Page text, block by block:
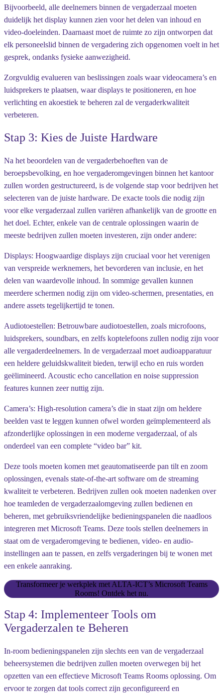
Bijvoorbeeld, alle deelnemers binnen de vergaderzaal moeten
duidelijk het display kunnen zien voor het delen van inhoud en
video-doeleinden. Daarnaast moet de ruimte zo zijn ontworpen dat
elk personeelslid binnen de vergadering zich opgenomen voelt in het
gesprek, ondanks fysieke aanwezigheid.
Zorgvuldig evalueren van beslissingen zoals waar videocamera’s en
luidsprekers te plaatsen, waar displays te positioneren, en hoe
verlichting en akoestiek te beheren zal de vergaderkwaliteit
verbeteren.
Stap 3: Kies de Juiste Hardware
Na het beoordelen van de vergaderbehoeften van de
beroepsbevolking, en hoe vergaderomgevingen binnen het kantoor
zullen worden gestructureerd, is de volgende stap voor bedrijven het
selecteren van de juiste hardware. De exacte tools die nodig zijn
voor elke vergaderzaal zullen variëren afhankelijk van de grootte en
het doel. Echter, enkele van de centrale oplossingen waarin de
meeste bedrijven zullen moeten investeren, zijn onder andere:
Displays: Hoogwaardige displays zijn cruciaal voor het verenigen
van verspreide werknemers, het bevorderen van inclusie, en het
delen van waardevolle inhoud. In sommige gevallen kunnen
meerdere schermen nodig zijn om video-schermen, presentaties, en
andere assets tegelijkertijd te tonen.
Audiotoestellen: Betrouwbare audiotoestellen, zoals microfoons,
luidsprekers, soundbars, en zelfs koptelefoons zullen nodig zijn voor
alle vergaderdeelnemers. In de vergaderzaal moet audioapparatuur
een heldere geluidskwaliteit bieden, terwijl echo en ruis worden
geëlimineerd. Acoustic echo cancellation en noise suppression
features kunnen zeer nuttig zijn.
Camera’s: High-resolution camera’s die in staat zijn om heldere
beelden vast te leggen kunnen ofwel worden geïmplementeerd als
afzonderlijke oplossingen in een moderne vergaderzaal, of als
onderdeel van een complete “video bar” kit.
Deze tools moeten komen met geautomatiseerde pan tilt en zoom
oplossingen, evenals state-of-the-art software om de streaming
kwaliteit te verbeteren. Bedrijven zullen ook moeten nadenken over
hoe teamleden de vergaderzaalomgeving zullen bedienen en
beheren, met gebruiksvriendelijke bedieningspanelen die naadloos
integreren met Microsoft Teams. Deze tools stellen deelnemers in
staat om de vergaderomgeving te bedienen, video- en audio-
instellingen aan te passen, en zelfs vergaderingen bij te wonen met
een enkele aanraking.
Transformeer je werkplek met ALTA-ICT’s Microsoft Teams
Rooms! Ontdek het nu.
Stap 4: Implementeer Tools om
Vergaderzalen te Beheren
In-room bedieningspanelen zijn slechts een van de vergaderzaal
beheersystemen die bedrijven zullen moeten overwegen bij het
opzetten van een effectieve Microsoft Teams Rooms oplossing. Om
ervoor te zorgen dat tools correct zijn geconfigureerd en